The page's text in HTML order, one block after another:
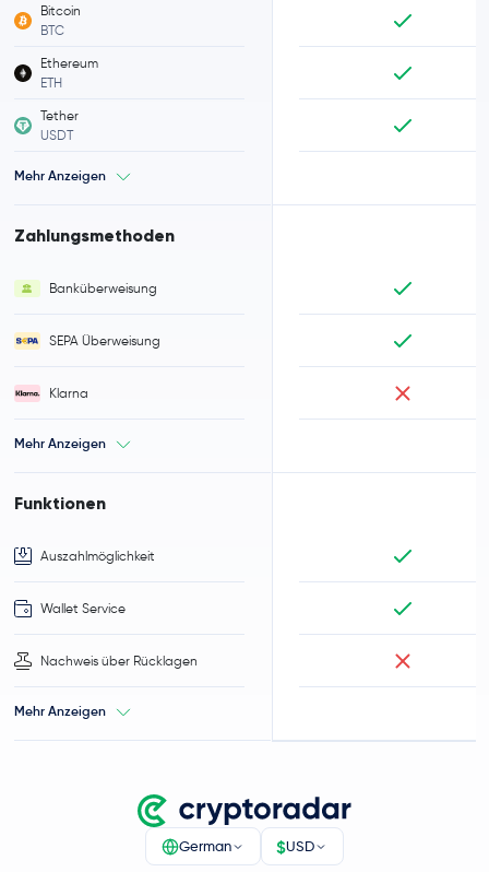
Bitcoin
BTC
Ethereum
ETH
Tether
USDT
Mehr Anzeigen
Zahlungsmethoden
Banküberweisung
SEPA Überweisung
Klarna
Mehr Anzeigen
Funktionen
Auszahlmöglichkeit
Wallet Service
Nachweis über Rücklagen
Mehr Anzeigen
German $USD